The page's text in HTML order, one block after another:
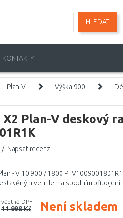
HLEDAT
KONTAKTY
Plan-V Výška 900
X2 Plan-V deskový
/ Napsat recenzi
- V 10 900 / 1800
ventilem a spodním
včetně DPH
11 998 Kč Není skladem